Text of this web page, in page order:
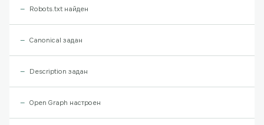
Robots.txt найден
Canonical задан
Description задан
Open Graph настроен